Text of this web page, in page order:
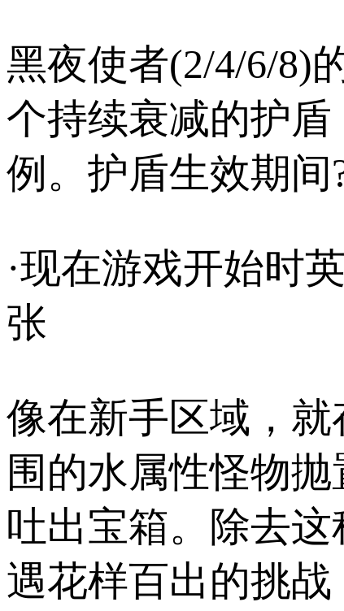
黑夜使者(2/4/6/8)
个持续衰减的护
例。护盾生效期间
·现在游戏开始时
张
像在新手区域，
围的水属性怪物
吐出宝箱。除去
遇花样百出的挑